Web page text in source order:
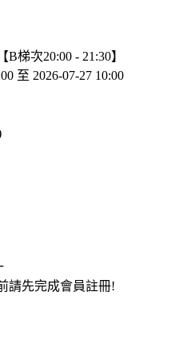
梯次20:00 - 21:30】
至 2026-07-27 10:00
請先完成會員註冊!